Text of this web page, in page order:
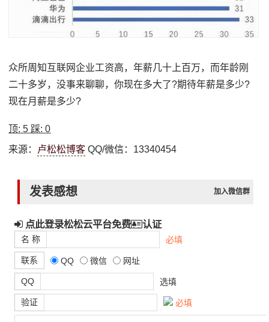
众所周知互联网企业工资高，年薪几十上百万，而年龄刚
二十多岁，没事来聊聊，你现在多大了?期待年薪是多少?
现在月薪是多少?
顶:5 踩:0
来源： 卢松松博客 QQ/微信：13340454
发表感想 加入微信群
点此登录松松云平台免费 认证
名 称 必填
联系 QQ 微信 网址
QQ 选填
验证 必填